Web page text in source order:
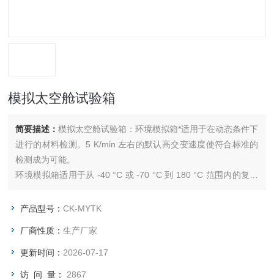
模拟太空舱试验箱
简要描述：模拟太空舱试验箱：环境模拟箱*适用于在动态条件下
进行的材料检测。5 K/min 左右的默认高交变速度使符合标准的
检测成为可能。
环境模拟箱适用于从 -40 °C 或 -70 °C 到 180 °C 范围内的复杂
高低温交变试验箱不仅可以在此温度范围内进行材料检测，还可
产品型号：CK-MYTK
厂商性质：生产厂家
更新时间： 2026-07-17
访 问 量： 2867